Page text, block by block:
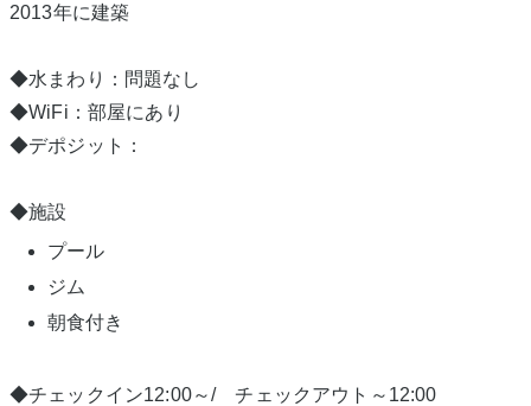
2013年に建築
◆水まわり：問題なし
◆WiFi：部屋にあり
◆デポジット：
◆施設
プール
ジム
朝食付き
◆チェックイン12:00～/ チェックアウト～12:00